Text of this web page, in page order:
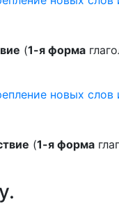
(1-я форма
новых
(1-я форма